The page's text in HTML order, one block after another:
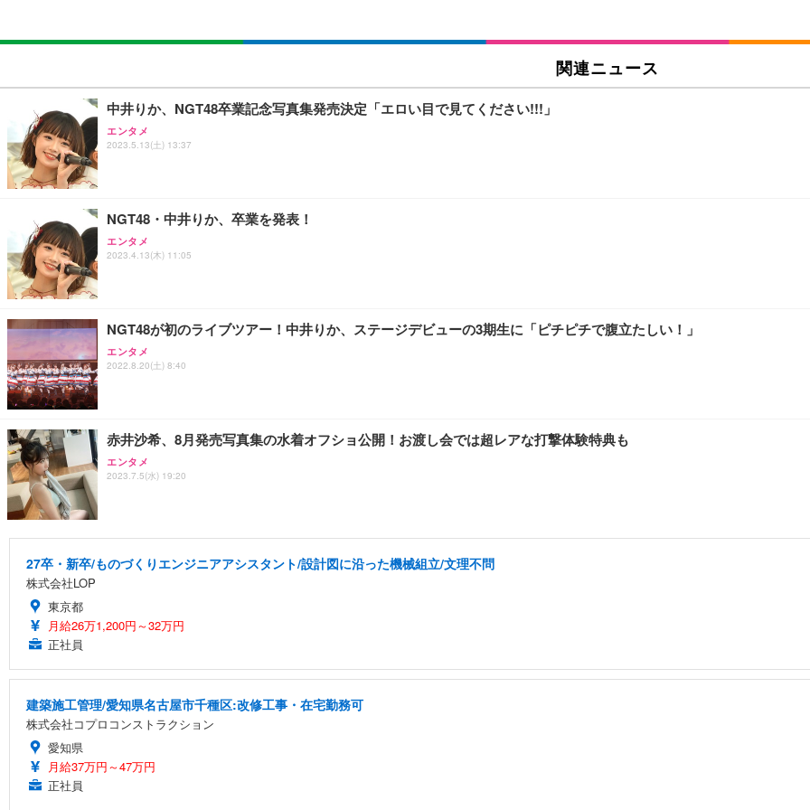
関連ニュース
中井りか、NGT48卒業記念写真集発売決定「エロい目で見てください!!!」
エンタメ
2023.5.13(土) 13:37
NGT48・中井りか、卒業を発表！
エンタメ
2023.4.13(木) 11:05
NGT48が初のライブツアー！中井りか、ステージデビューの3期生に「ピチピチで腹立たしい！」
エンタメ
2022.8.20(土) 8:40
赤井沙希、8月発売写真集の水着オフショ公開！お渡し会では超レアな打撃体験特典も
エンタメ
2023.7.5(水) 19:20
27卒・新卒/ものづくりエンジニアアシスタント/設計図に沿った機械組立/文理不問
株式会社LOP
東京都
月給26万1,200円～32万円
正社員
建築施工管理/愛知県名古屋市千種区:改修工事・在宅勤務可
株式会社コプロコンストラクション
愛知県
月給37万円～47万円
正社員